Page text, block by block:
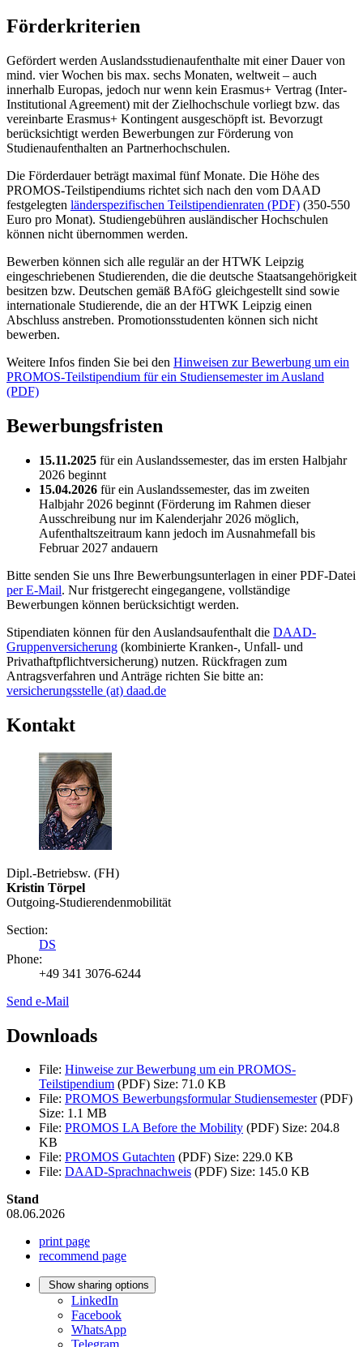
Förderkriterien
Gefördert werden Auslandsstudienaufenthalte mit einer Dauer von
mind. vier Wochen bis max. sechs Monaten, weltweit – auch
innerhalb Europas, jedoch nur wenn kein Erasmus+ Vertrag (Inter-
Institutional Agreement) mit der Zielhochschule vorliegt bzw. das
vereinbarte Erasmus+ Kontingent ausgeschöpft ist. Bevorzugt
berücksichtigt werden Bewerbungen zur Förderung von
Studienaufenthalten an Partnerhochschulen.
Die Förderdauer beträgt maximal fünf Monate. Die Höhe des
PROMOS-Teilstipendiums richtet sich nach den vom DAAD
festgelegten länderspezifischen Teilstipendienraten (PDF) (350-550
Euro pro Monat). Studiengebühren ausländischer Hochschulen
können nicht übernommen werden.
Bewerben können sich alle regulär an der HTWK Leipzig
eingeschriebenen Studierenden, die die deutsche Staatsangehörigkeit
besitzen bzw. Deutschen gemäß BAföG gleichgestellt sind sowie
internationale Studierende, die an der HTWK Leipzig einen
Abschluss anstreben. Promotionsstudenten können sich nicht
bewerben.
Weitere Infos finden Sie bei den Hinweisen zur Bewerbung um ein
PROMOS-Teilstipendium für ein Studiensemester im Ausland
(PDF)
Bewerbungsfristen
15.11.2025 für ein Auslandssemester, das im ersten Halbjahr
2026 beginnt
15.04.2026 für ein Auslandssemester, das im zweiten
Halbjahr 2026 beginnt (Förderung im Rahmen dieser
Ausschreibung nur im Kalenderjahr 2026 möglich,
Aufenthaltszeitraum kann jedoch im Ausnahmefall bis
Februar 2027 andauern
Bitte senden Sie uns Ihre Bewerbungsunterlagen in einer PDF-Datei
per E-Mail. Nur fristgerecht eingegangene, vollständige
Bewerbungen können berücksichtigt werden.
Stipendiaten können für den Auslandsaufenthalt die DAAD-
Gruppenversicherung (kombinierte Kranken-, Unfall- und
Privathaftpflichtversicherung) nutzen. Rückfragen zum
Antragsverfahren und Anträge richten Sie bitte an:
versicherungsstelle (at) daad.de
Kontakt
Dipl.-Betriebsw. (FH)
Kristin Törpel
Outgoing-Studierendenmobilität
Section:
DS
Phone:
+49 341 3076-6244
Send e-Mail
Downloads
File: Hinweise zur Bewerbung um ein PROMOS-
Teilstipendium (PDF) Size: 71.0 KB
File: PROMOS Bewerbungsformular Studiensemester(PDF)
Size: 1.1 MB
File: PROMOS LA Before the Mobility (PDF) Size: 204.8
KB
File: PROMOS Gutachten (PDF) Size: 229.0 KB
File: DAAD-Sprachnachweis (PDF) Size: 145.0 KB
Stand
08.06.2026
print page
recommend page
Show sharing options
LinkedIn
Facebook
WhatsApp